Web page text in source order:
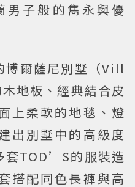
男子般的雋永與優
博爾薩尼別墅（Vill
地板、經典結合皮
上柔軟的地毯、燈
出別墅中的高級度
套TOD’S的服裝造
搭配同色長褲與高